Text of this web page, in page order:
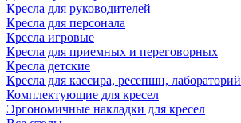
Кресла для руководителей
Кресла для персонала
Кресла игровые
Кресла для приемных и переговорных
Кресла детские
Кресла для кассира, ресепшн, лабораторий
Комплектующие для кресел
Эргономичные накладки для кресел